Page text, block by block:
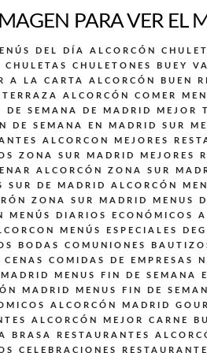
PARA VER EL
DEL DÍA ALCORCÓN
CHULETAS CHULETONES BUEY
A LA CARTA ALCORCÓN BUEN
ALCORCÓN
COMER
DE SEMANA DE MADRID MEJOR
DE SEMANA EN MADRID SUR
ALCORCON
MEJORES
ZONA SUR MADRID
MEJORES
ALCORCÓN ZONA SUR
SUR DE MADRID ALCORCÓN
ZONA SUR MADRID
MENUS
MENÚS DIARIOS ECONÓMICOS
MENÚS ESPECIALES
BODAS COMUNIONES
CENAS COMIDAS DE EMPRESAS
MENUS FIN DE SEMANA
MADRID
MENUS FIN DE
ALCORCÓN MADRID
ALCORCÓN MEJOR CARNE
BRASA
RESTAURANTES
CELEBRACIONES